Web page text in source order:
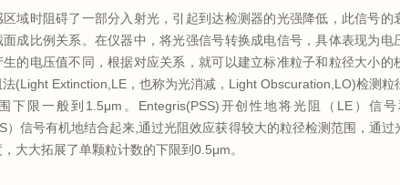
域时阻碍了一部分入射光，引起到达检测器的光强降低，此信号的
成比例关系。在仪器中，将光强信号转换成电信号，具体表现为电
生的电压值不同，根据对应关系，就可以建立标准粒子和粒径大小的
(Light Extinction,LE，也称为光消减，Light Obscuration,LO)检测粒
下限一般到1.5μm。Entegris(PSS)开创性地将光阻（LE）信
）信号有机地结合起来,通过光阻效应获得较大的粒径检测范围，通过
大大拓展了单颗粒计数的下限到0.5μm。